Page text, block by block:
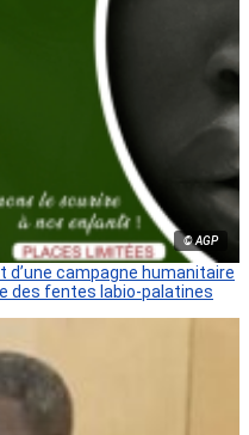
© AGP
d’une campagne humanitaire
des fentes labio-palatines